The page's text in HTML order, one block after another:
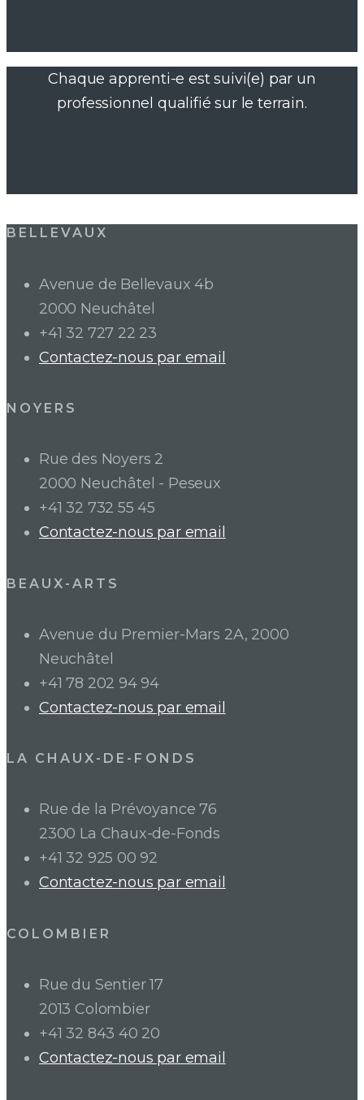
Chaque apprenti-e est suivi(e) par un
professionnel qualifié sur le terrain.
BELLEVAUX
Avenue de Bellevaux 4b
2000 Neuchâtel
+41 32 727 22 23
Contactez-nous par email
NOYERS
Rue des Noyers 2
2000 Neuchâtel - Peseux
+41 32 732 55 45
Contactez-nous par email
BEAUX-ARTS
Avenue du Premier-Mars 2A, 2000
Neuchâtel
+41 78 202 94 94
Contactez-nous par email
LA CHAUX-DE-FONDS
Rue de la Prévoyance 76
2300 La Chaux-de-Fonds
+41 32 925 00 92
Contactez-nous par email
COLOMBIER
Rue du Sentier 17
2013 Colombier
+41 32 843 40 20
Contactez-nous par email